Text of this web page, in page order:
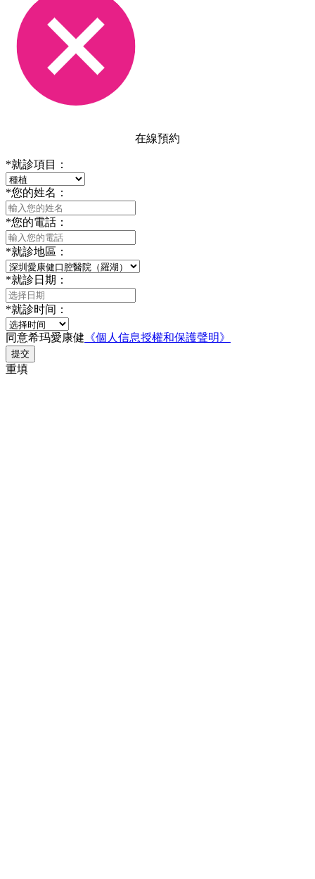
在線預約
*就診項目：
*您的姓名：
*您的電話：
*就診地區：
*就診日期：
*就診时间：
同意希玛愛康健 《個人信息授權和保護聲明》
提交
重填